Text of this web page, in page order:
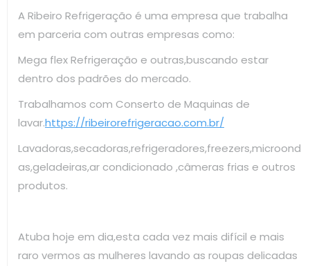
A Ribeiro Refrigeração é uma empresa que trabalha
em parceria com outras empresas como:
Mega flex Refrigeração e outras,buscando estar
dentro dos padrões do mercado.
Trabalhamos com Conserto de Maquinas de
lavar.https://ribeirorefrigeracao.com.br/
Lavadoras,secadoras,refrigeradores,freezers,microond
as,geladeiras,ar condicionado ,câmeras frias e outros
produtos.
Atuba hoje em dia,esta cada vez mais difícil e mais
raro vermos as mulheres lavando as roupas delicadas